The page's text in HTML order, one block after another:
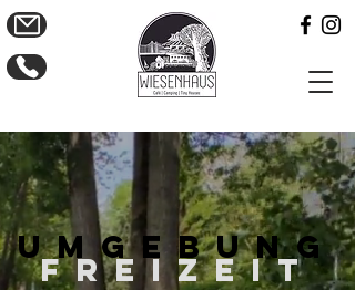
Umgebung
freizeit